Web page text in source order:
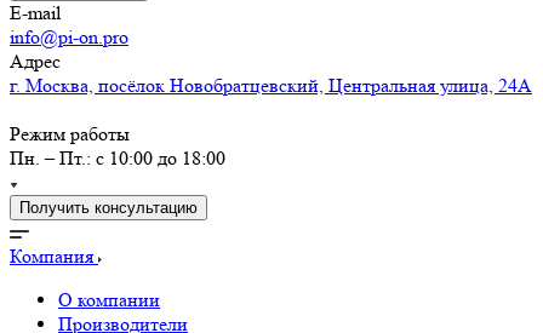
E-mail
info@pi-on.pro
Адрес
г. Москва, посёлок Новобратцевский, Центральная улица, 24А
Режим работы
Пн. – Пт.: с 10:00 до 18:00
Получить консультацию
Компания
О компании
Производители